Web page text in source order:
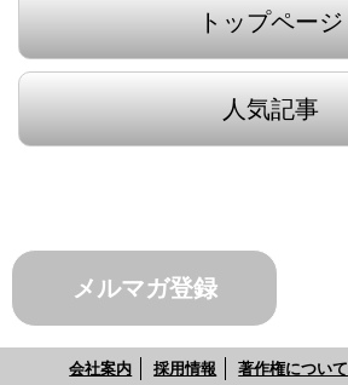
トップページ
人気記事
メルマガ登録
会社案内 採用情報 著作権について